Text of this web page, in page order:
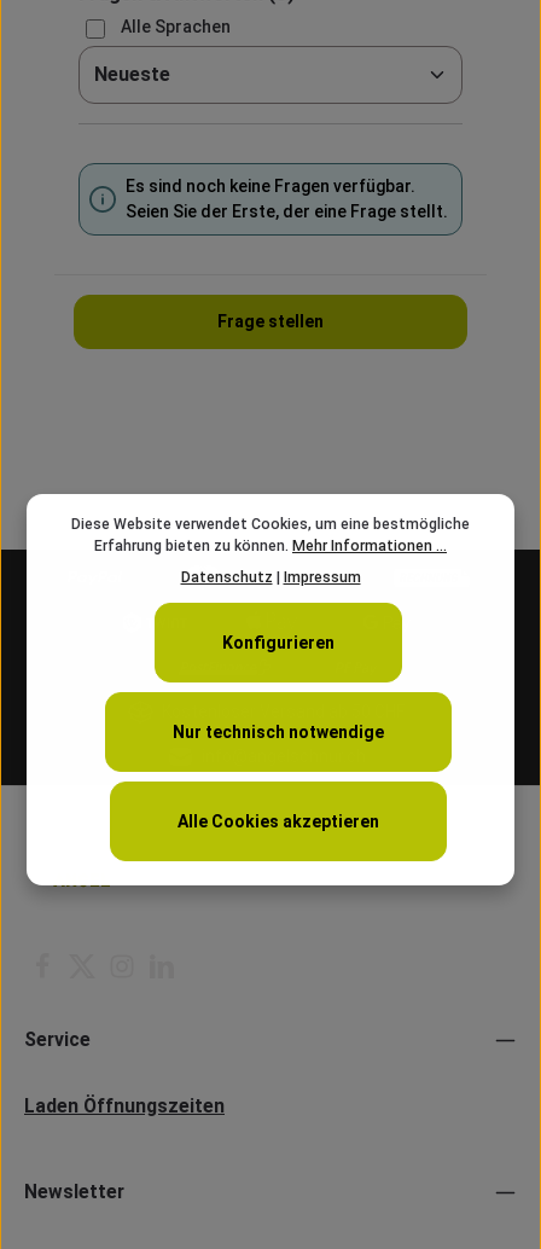
Alle Sprachen
Sortieren nach
Es sind noch keine Fragen verfügbar.
Seien Sie der Erste, der eine Frage stellt.
Frage stellen
Service
Laden Öffnungszeiten
Newsletter
Diese Website verwendet Cookies, um eine bestmögliche
Erfahrung bieten zu können. Mehr Informationen ...
Datenschutz | Impressum
Nur technisch notwendige
Konfigurieren
Alle Cookies akzeptieren